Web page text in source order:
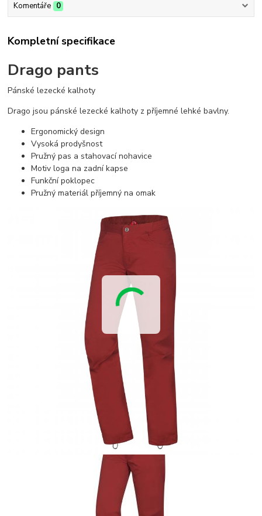
Komentáře 0
Kompletní specifikace
Drago pants
Pánské lezecké kalhoty
Drago jsou pánské lezecké kalhoty z příjemné lehké bavlny.
Ergonomický design
Vysoká prodyšnost
Pružný pas a stahovací nohavice
Motiv loga na zadní kapse
Funkční poklopec
Pružný materiál příjemný na omak